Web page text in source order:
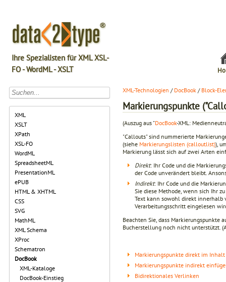
Ihre Spezialisten für XML XSL-
FO - WordML - XSLT
XML
XSLT
XPath
XSL-FO
WordML
SpreadsheetML
PresentationML
ePUB
HTML & XHTML
CSS
SVG
MathML
XML Schema
XProc
Schematron
DocBook
XML-Kataloge
DocBook-Einstieg
XML-Technologien / DocBook / Block-
Markierungspunkte
(Auszug aus "DocBook-XML:
"Callouts" sind nummerierte
(siehe Markierungslisten (calloutlist)),
Markierung lässt sich auf zwei Arten
Direkt: Ihr Code und die
der Code unverändert bleibt.
Indirekt: Ihr Code und die
Sie diese Methode, wenn sich Ihr
Text kann sowohl direkt innerhalb
Verarbeitungsschritt eingelesen
Beachten Sie, dass Markierungspunkte
Bucherstellung noch nicht unterstützt.
Markierungspunkte direkt im Inhalt
Markierungspunkte indirekt
Bidirektionales Verlinken